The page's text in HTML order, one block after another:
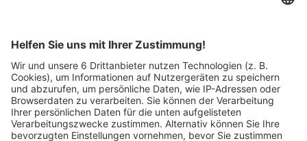
Legen Sie zum
Sind Sie am Ende